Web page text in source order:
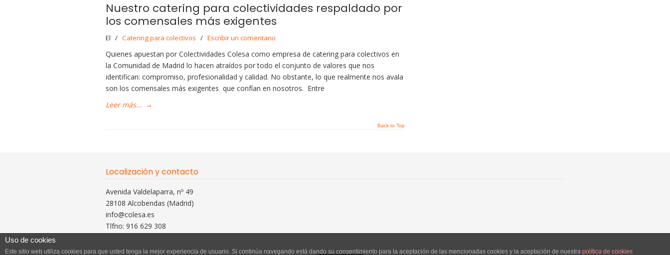
Nuestro catering para colectividades respaldado por
los comensales más exigentes
El / Catering para colectivos / Escribir un comentario
Quienes apuestan por Colectividades Colesa como empresa de catering para colectivos en
la Comunidad de Madrid lo hacen atraídos por todo el conjunto de valores que nos
identifican: compromiso, profesionalidad y calidad. No obstante, lo que realmente nos avala
son los comensales más exigentes que confían en nosotros. Entre
Leer más... →
Back to Top
Localización y contacto
Avenida Valdelaparra, nº 49
28108 Alcobendas (Madrid)
info@colesa.es
Tlfno: 916 629 308
Uso de cookies
Este sitio web utiliza cookies para que usted tenga la mejor experiencia de usuario. Si continúa navegando está dando su consentimiento para la aceptación de las mencionadas cookies y la aceptación de nuestra política de cookies